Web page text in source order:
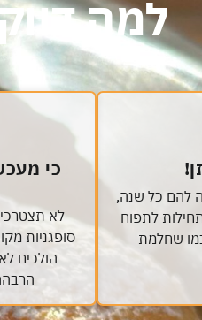
למה
להם כל שנה,
לתפוח
שחלמת
כי
לא
סופגניות
הולכים